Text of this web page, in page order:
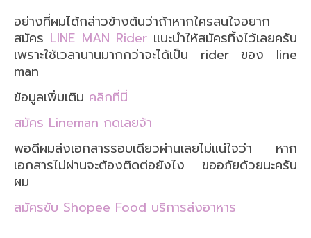
อย่างที่ผมได้กล่าวข้างต้นว่าถ้าหากใครสนใจอยาก
สมัคร LINE MAN Riderแนะนำให้สมัครทิ้งไว้เลยครับ
เพราะใช้เวลานานมากกว่าจะได้เป็น rider ของ line
man
ข้อมูลเพิ่มเติม คลิกที่นี่
สมัคร Lineman กดเลยจ้า
พอดีผมส่งเอกสารรอบเดียวผ่านเลยไม่แน่ใจว่า หาก
เอกสารไม่ผ่านจะต้องติดต่อยังไง ขออภัยด้วยนะครับ
ผม
สมัครขับ Shopee Food บริการส่งอาหาร